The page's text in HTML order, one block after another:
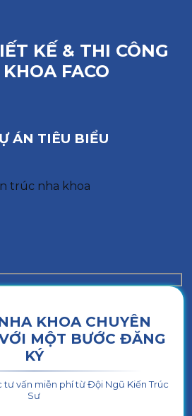
KẾ & THI CÔNG
FACO
ÁN TIÊU BIỂU
KHOA CHUYÊN
MỘT BƯỚC ĐĂNG
KÝ
vấn miễn phí từ Đội Ngũ Kiến Trúc
Sư